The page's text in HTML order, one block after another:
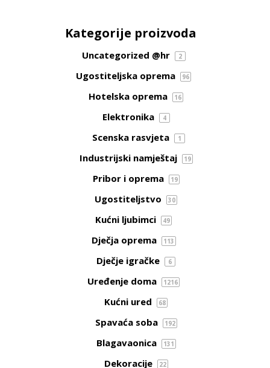
Kategorije proizvoda
Uncategorized @hr 2
Ugostiteljska oprema 96
Hotelska oprema 16
Elektronika 4
Scenska rasvjeta 1
Industrijski namještaj 19
Pribor i oprema 19
Ugostiteljstvo 30
Kućni ljubimci 49
Dječja oprema 113
Dječje igračke 6
Uređenje doma 1216
Kućni ured 68
Spavaća soba 192
Blagavaonica 131
Dekoracije 22